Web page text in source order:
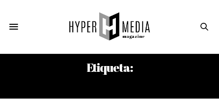
Etiqueta: